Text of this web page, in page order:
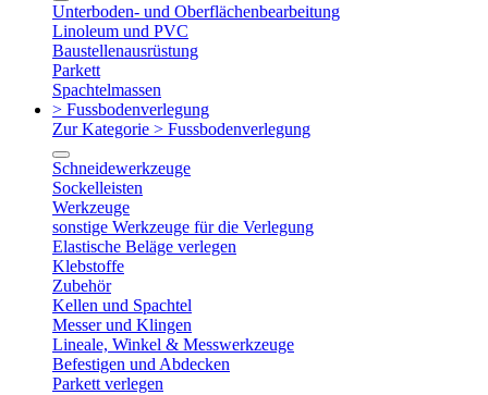
Unterboden- und Oberflächenbearbeitung
Linoleum und PVC
Baustellenausrüstung
Parkett
Spachtelmassen
> Fussbodenverlegung
Zur Kategorie > Fussbodenverlegung
Schneidewerkzeuge
Sockelleisten
Werkzeuge
sonstige Werkzeuge für die Verlegung
Elastische Beläge verlegen
Klebstoffe
Zubehör
Kellen und Spachtel
Messer und Klingen
Lineale, Winkel & Messwerkzeuge
Befestigen und Abdecken
Parkett verlegen